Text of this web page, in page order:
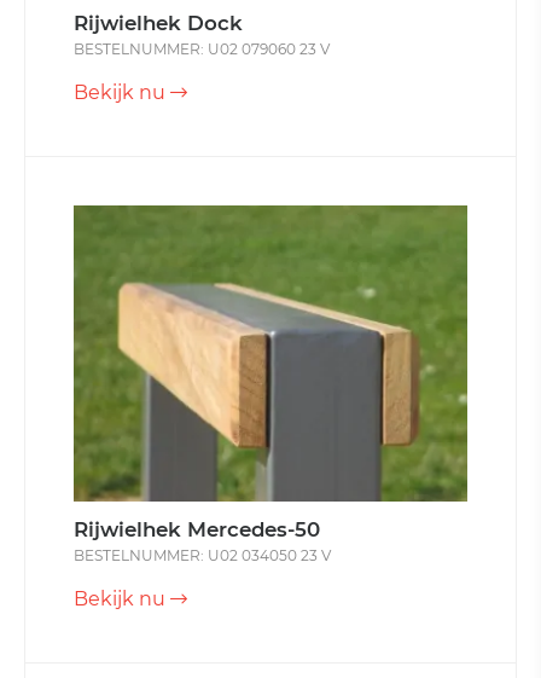
Rijwielhek Dock
BESTELNUMMER: U02 079060 23 V
Bekijk nu
Rijwielhek Mercedes-50
BESTELNUMMER: U02 034050 23 V
Bekijk nu